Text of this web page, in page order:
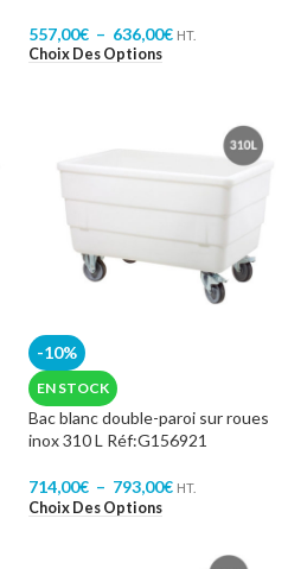
557,00€ – 636,00€ HT.
Choix Des Options
-10%
EN STOCK
Bac blanc double-paroi sur roues
inox 310 L Réf:G156921
714,00€ – 793,00€ HT.
Choix Des Options